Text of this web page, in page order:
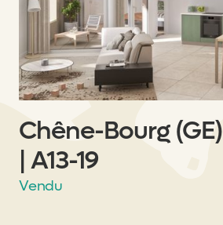
Chêne-Bourg (GE)
| A13-19
Vendu